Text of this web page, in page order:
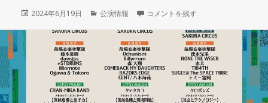
投
2024年6月19日
カ
公演情報 6/15 MUSICMINE 30th Anniversary
コメントを残す